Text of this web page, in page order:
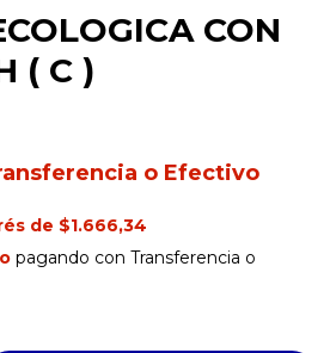
CON
( C )
o Efectivo
de $1.666,34
pagando con Transferencia o